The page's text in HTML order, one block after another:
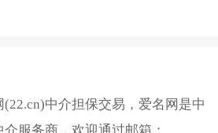
中介担保交易，爱名网是中